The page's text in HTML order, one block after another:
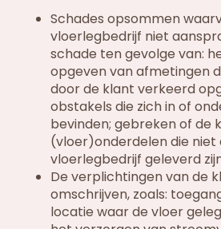
Schades opsommen
vloerlegbedrijf niet
schade ten gevolge van:
opgeven van afmetingen
door de klant verkeerd
obstakels die zich in of
bevinden; gebreken of de
(vloer)onderdelen die niet
vloerlegbedrijf geleverd
De verplichtingen van de
omschrijven, zoals:
locatie waar de vloer